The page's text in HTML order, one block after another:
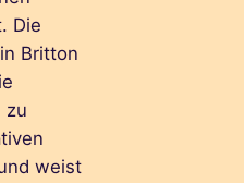
Die
Britton
zu
weist